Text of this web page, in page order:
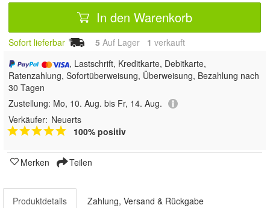
In den Warenkorb
Sofort lieferbar 5 Auf Lager 1 verkauft
, Lastschrift, Kreditkarte, Debitkarte,
Ratenzahlung, Sofortüberweisung, Überweisung, Bezahlung nach
30 Tagen
Zustellung: Mo, 10. Aug. bis Fr, 14. Aug.
Verkäufer: Neuerts
100% positiv
Merken Teilen
Produktdetails Zahlung, Versand & Rückgabe